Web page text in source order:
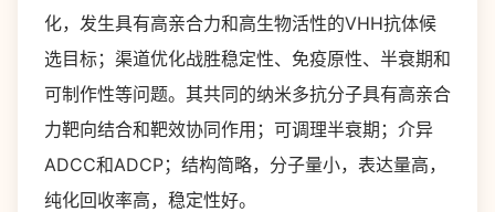
化，发生具有高亲合力和高生物活性的VHH抗体候
选目标；渠道优化战胜稳定性、免疫原性、半衰期和
可制作性等问题。其共同的纳米多抗分子具有高亲合
力靶向结合和靶效协同作用；可调理半衰期；介异
ADCC和ADCP；结构简略，分子量小，表达量高，
纯化回收率高，稳定性好。